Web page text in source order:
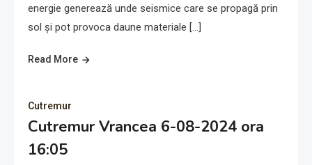
energie generează unde seismice care se propagă prin
sol și pot provoca daune materiale […]
Read More
Cutremur
Cutremur Vrancea 6-08-2024 ora
16:05